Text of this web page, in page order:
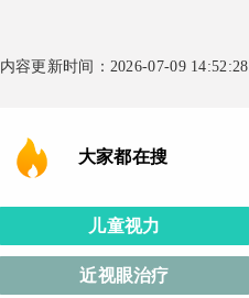
内容更新时间：2026-07-09 14:52:28
大家都在搜
儿童视力
近视眼治疗